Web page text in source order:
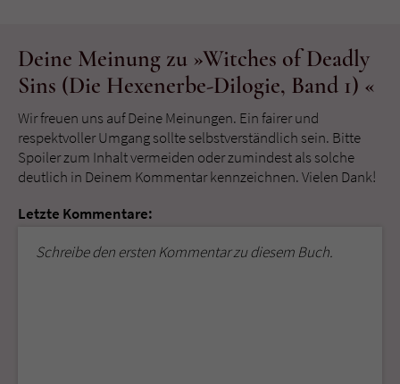
Deine Meinung zu »Witches of Deadly
Sins (Die Hexenerbe-Dilogie, Band 1) «
Wir freuen uns auf Deine Meinungen. Ein fairer und
respektvoller Umgang sollte selbstverständlich sein. Bitte
Spoiler zum Inhalt vermeiden oder zumindest als solche
deutlich in Deinem Kommentar kennzeichnen. Vielen Dank!
Letzte Kommentare:
Schreibe den ersten Kommentar zu diesem Buch.